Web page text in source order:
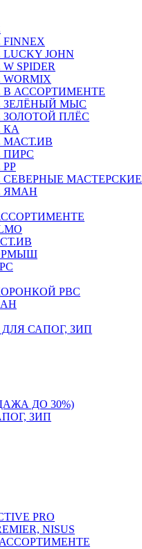
JOHN
SPIDER
АССОРТИМЕНТЕ
МЫС
ПЛЁС
МАСТЕРСКИЕ
ЯМАН
РВС
САПОГ, ЗИП
ДО 30%)
ЗИП
PRO
NISUS